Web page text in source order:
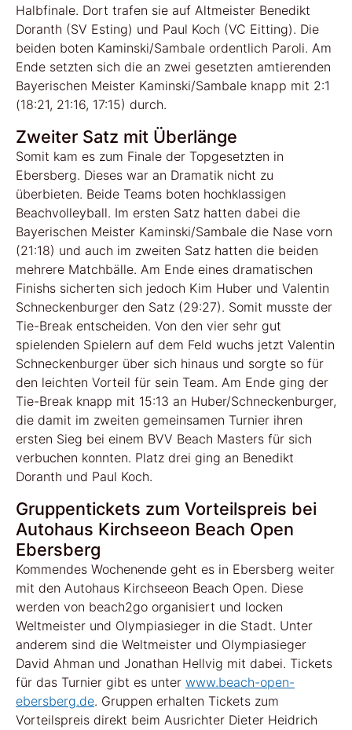
Halbfinale. Dort trafen sie auf Altmeister Benedikt
Doranth (SV Esting) und Paul Koch (VC Eitting). Die
beiden boten Kaminski/Sambale ordentlich Paroli. Am
Ende setzten sich die an zwei gesetzten amtierenden
Bayerischen Meister Kaminski/Sambale knapp mit 2:1
(18:21, 21:16, 17:15) durch.
Zweiter Satz mit Überlänge
Somit kam es zum Finale der Topgesetzten in
Ebersberg. Dieses war an Dramatik nicht zu
überbieten. Beide Teams boten hochklassigen
Beachvolleyball. Im ersten Satz hatten dabei die
Bayerischen Meister Kaminski/Sambale die Nase vorn
(21:18) und auch im zweiten Satz hatten die beiden
mehrere Matchbälle. Am Ende eines dramatischen
Finishs sicherten sich jedoch Kim Huber und Valentin
Schneckenburger den Satz (29:27). Somit musste der
Tie-Break entscheiden. Von den vier sehr gut
spielenden Spielern auf dem Feld wuchs jetzt Valentin
Schneckenburger über sich hinaus und sorgte so für
den leichten Vorteil für sein Team. Am Ende ging der
Tie-Break knapp mit 15:13 an Huber/Schneckenburger,
die damit im zweiten gemeinsamen Turnier ihren
ersten Sieg bei einem BVV Beach Masters für sich
verbuchen konnten. Platz drei ging an Benedikt
Doranth und Paul Koch.
Gruppentickets zum Vorteilspreis bei
Autohaus Kirchseeon Beach Open
Ebersberg
Kommendes Wochenende geht es in Ebersberg weiter
mit den Autohaus Kirchseeon Beach Open. Diese
werden von beach2go organisiert und locken
Weltmeister und Olympiasieger in die Stadt. Unter
anderem sind die Weltmeister und Olympiasieger
David Ahman und Jonathan Hellvig mit dabei. Tickets
für das Turnier gibt es unter www.beach-open-
ebersberg.de. Gruppen erhalten Tickets zum
Vorteilspreis direkt beim Ausrichter Dieter Heidrich